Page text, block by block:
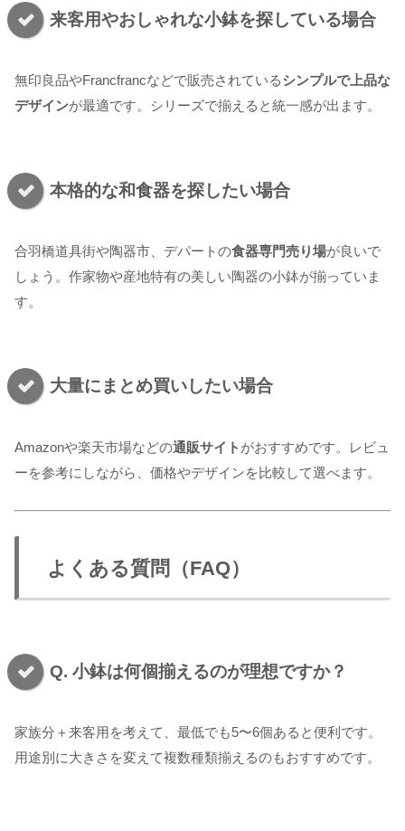
来客用やおしゃれな小鉢を探している場合
無印良品やFrancfrancなどで販売されているシンプルで上品な
デザインが最適です。シリーズで揃えると統一感が出ます。
本格的な和食器を探したい場合
合羽橋道具街や陶器市、デパートの食器専門売り場が良いで
しょう。作家物や産地特有の美しい陶器の小鉢が揃っていま
す。
大量にまとめ買いしたい場合
Amazonや楽天市場などの通販サイト がおすすめです。レビュ
ーを参考にしながら、価格やデザインを比較して選べます。
よくある質問（FAQ）
Q. 小鉢は何個揃えるのが理想ですか？
家族分＋来客用を考えて、最低でも5〜6個あると便利です。
用途別に大きさを変えて複数種類揃えるのもおすすめです。